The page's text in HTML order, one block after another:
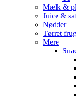
Mælk &
Juice &
Nødder
Tørret
Mere